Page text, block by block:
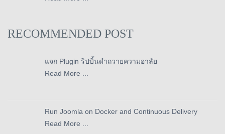
RECOMMENDED POST
แจก Plugin ริปบิ้นดำถวายความอาลัย
Read More ...
Run Joomla on Docker and Continuous Delivery
Read More ...